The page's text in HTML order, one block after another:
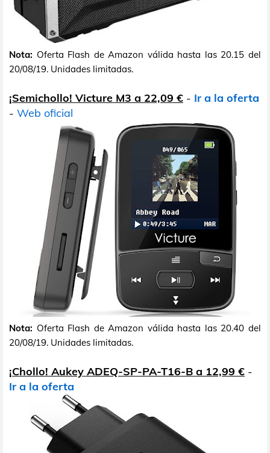
Nota: Oferta Flash de Amazon válida hasta las 20.15 del
20/08/19. Unidades limitadas.
¡Semichollo! Victure M3 a 22,09 € - Ir a la oferta
- Web oficial
Nota: Oferta Flash de Amazon válida hasta las 20.40 del
20/08/19. Unidades limitadas.
¡Chollo! Aukey ADEQ-SP-PA-T16-B a 12,99 € -
Ir a la oferta